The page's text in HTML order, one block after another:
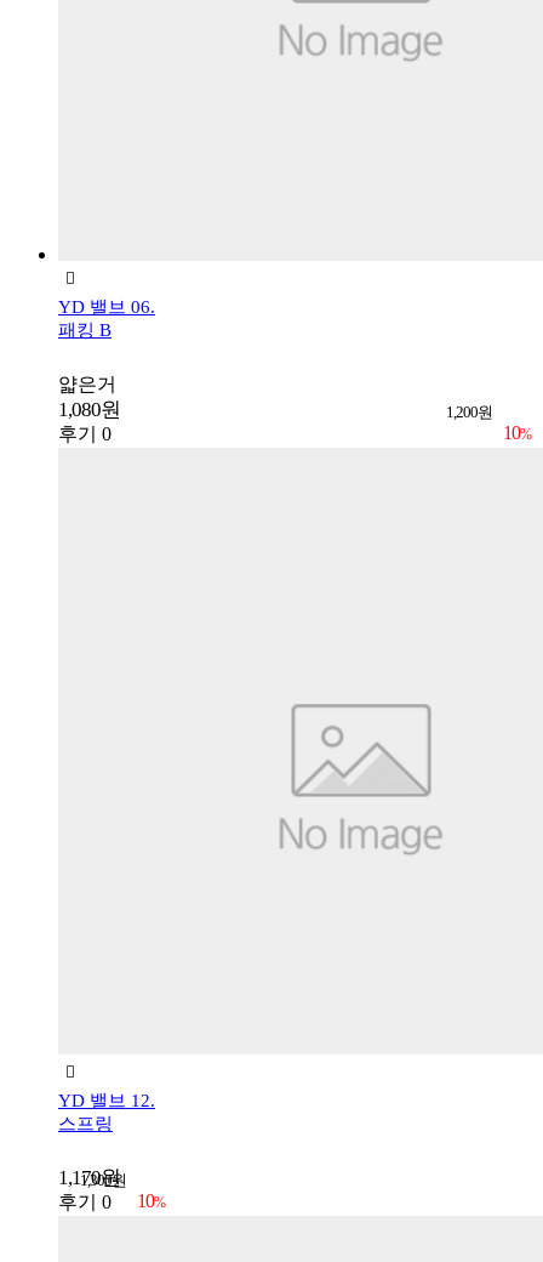
YD 밸브 06.
패킹 B
얇은거
1,080원 1,200원
10%
후기 0
YD 밸브 12.
스프링
1,170원
1,300원
10%
후기 0